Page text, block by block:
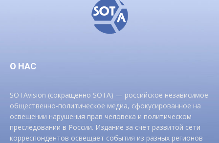
О НАС
SOTAvision (сокращенно SOTA) — российское независимое
общественно-политическое медиа, сфокусированное на
освещении нарушения прав человека и политическом
преследовании в России. Издание за счет развитой сети
корреспондентов освещает события из разных регионов